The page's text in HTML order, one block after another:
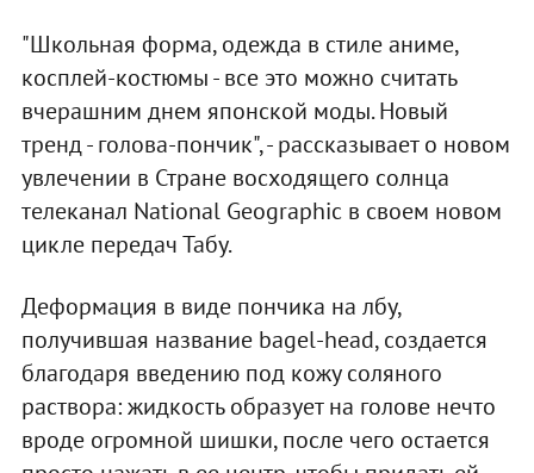
"Школьная форма, одежда в стиле аниме,
косплей-костюмы - все это можно считать
вчерашним днем японской моды. Новый
тренд - голова-пончик", - рассказывает о новом
увлечении в Стране восходящего солнца
телеканал National Geographic в своем новом
цикле передач Табу.
Деформация в виде пончика на лбу,
получившая название bagel-head, создается
благодаря введению под кожу соляного
раствора: жидкость образует на голове нечто
вроде огромной шишки, после чего остается